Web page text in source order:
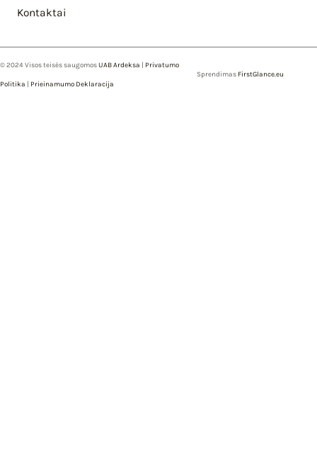
Kontaktai
© 2024 Visos teisės saugomosUAB Ardeksa | Privatumo
Politika | Prieinamumo Deklaracija
Sprendimas FirstGlance.eu